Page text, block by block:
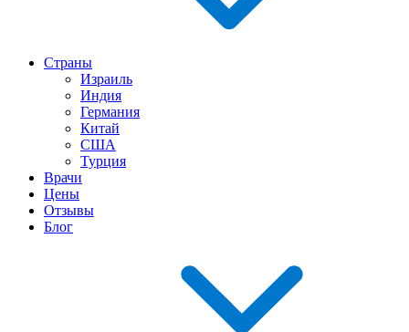
Страны
Израиль
Индия
Германия
Китай
США
Турция
Врачи
Цены
Отзывы
Блог